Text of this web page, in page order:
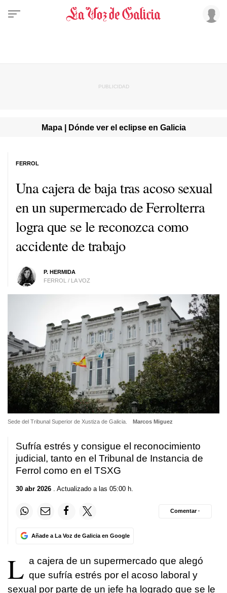
Mapa | Dónde ver el eclipse en Galicia
Una cajera de baja tras acoso sexual
en un supermercado de Ferrolterra
logra que se le reconozca como
accidente de trabajo
P. HERMIDA
FERROL / LA VOZ
FERROL
Sede del Tribunal Superior de Xustiza de Galicia. Marcos Miguez
Sufría estrés y consigue el reconocimiento
judicial, tanto en el Tribunal de Instancia de
Ferrol como en el TSXG
30 abr 2026 . Actualizado a las 05:00 h.
Añade a La Voz de Galicia en Google
Comentar ·
L a cajera de un supermercado que alegó
que sufría estrés por el acoso laboral y
sexual por parte de un jefe ha logrado que se le